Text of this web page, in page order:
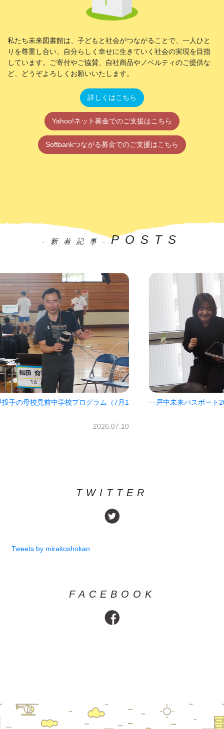
私たち未来図書館は、子どもと社会がつながることで、一人ひと
りを尊重し合い、自分らしく幸せに生きていく社会の実現を目指
しています。ご寄付やご協賛、自社商品やノベルティのご提供な
ど、どうぞよろしくお願いいたします。
詳しくはこちら
Yahoo!ネット募金でのご支援はこちら
Softbankつながる募金でのご支援はこちら
-新着記事- POSTS
月1
一戸中未来パスポート2026!!
㈱
TWITTER
Tweets by miraitoshokan
FACEBOOK